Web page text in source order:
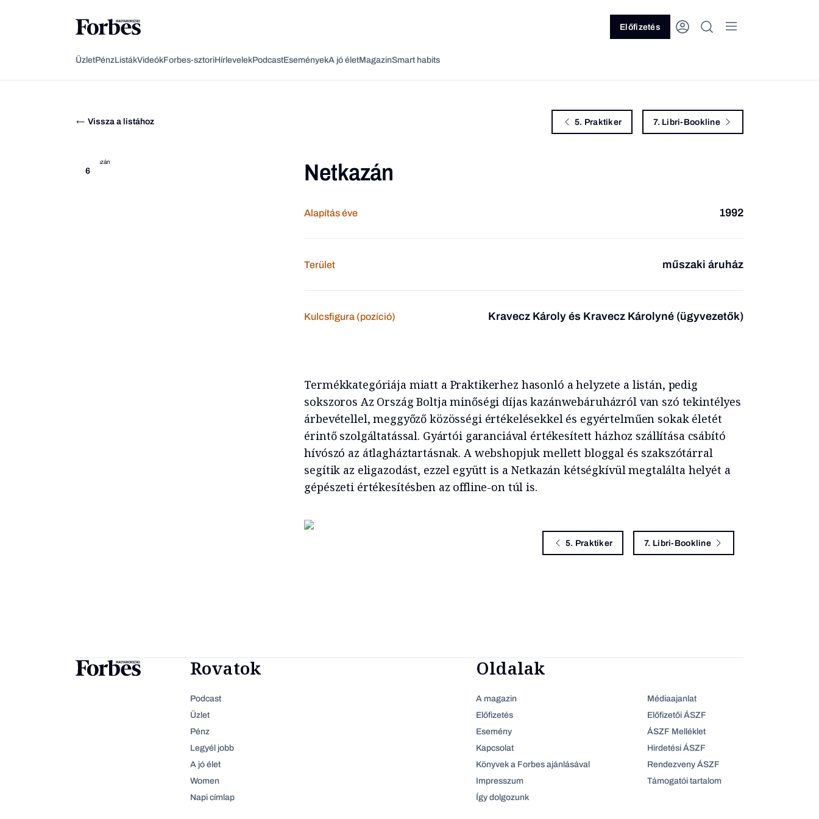
Vagy fedezze fel a következő témákat
Előfizetés
ÜzletPénzListákVideókForbes-sztoriHírlevelekPodcastEseményekA jó életMagazinSmart habits
Vissza a listához 5. Praktiker 7. Libri-Bookline
6 Netkazán
Alapítás éve 1992
Terület műszaki áruház
Kulcsfigura (pozíció) Kravecz Károly és Kravecz Károlyné (ügyvezetők)
Termékkategóriája miatt a Praktikerhez hasonló a helyzete a listán, pedig
sokszoros Az Ország Boltja minőségi díjas kazánwebáruházról van szó tekintélyes
árbevétellel, meggyőző közösségi értékelésekkel és egyértelműen sokak életét
érintő szolgáltatással. Gyártói garanciával értékesített házhoz szállítása csábító
hívószó az átlagháztartásnak. A webshopjuk mellett bloggal és szakszótárral
segítik az eligazodást, ezzel együtt is a Netkazán kétségkívül megtalálta helyét a
gépészeti értékesítésben az offline-on túl is.
5. Praktiker 7. Libri-Bookline
Rovatok
Podcast
Üzlet
Pénz
Legyél jobb
A jó élet
Women
Napi címlap
Oldalak
A magazin
Előfizetés
Esemény
Kapcsolat
Könyvek a Forbes ajánlásával
Impresszum
Így dolgozunk
Médiaajanlat
Előfizetői ÁSZF
ÁSZF Melléklet
Hirdetési ÁSZF
Rendezveny ÁSZF
Támogatói tartalom